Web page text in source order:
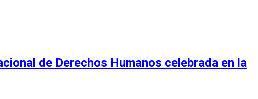
de Derechos Humanos celebrada en la